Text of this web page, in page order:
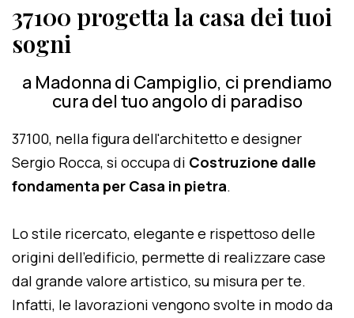
37100 progetta la casa dei tuoi
sogni
a Madonna di Campiglio, ci prendiamo
cura del tuo angolo di paradiso
37100, nella figura dell'architetto e designer
Sergio Rocca, si occupa di Costruzione dalle
fondamenta per Casa in pietra.
Lo stile ricercato, elegante e rispettoso delle
origini dell'edificio, permette di realizzare case
dal grande valore artistico, su misura per te.
Infatti, le lavorazioni vengono svolte in modo da